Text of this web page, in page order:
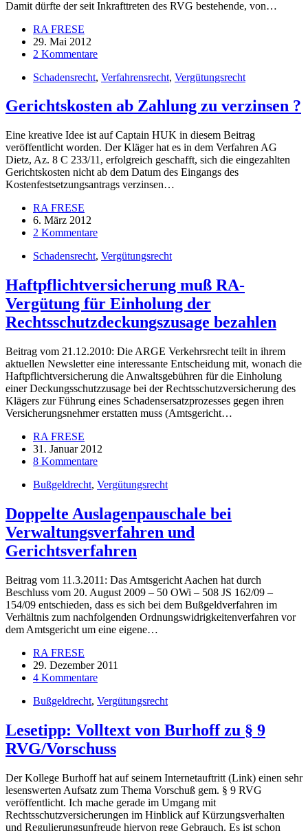
Damit dürfte der seit Inkrafttreten des RVG bestehende, von…
RA FRESE
29. Mai 2012
2 Kommentare
Schadensrecht, Verfahrensrecht, Vergütungsrecht
Gerichtskosten ab Zahlung zu verzinsen ?
Eine kreative Idee ist auf Captain HUK in diesem Beitrag
veröffentlicht worden. Der Kläger hat es in dem Verfahren AG
Dietz, Az. 8 C 233/11, erfolgreich geschafft, sich die eingezahlten
Gerichtskosten nicht ab dem Datum des Eingangs des
Kostenfestsetzungsantrags verzinsen…
RA FRESE
6. März 2012
2 Kommentare
Schadensrecht, Vergütungsrecht
Haftpflichtversicherung muß RA-
Vergütung für Einholung der
Rechtsschutzdeckungszusage bezahlen
Beitrag vom 21.12.2010: Die ARGE Verkehrsrecht teilt in ihrem
aktuellen Newsletter eine interessante Entscheidung mit, wonach die
Haftpflichtversicherung die Anwaltsgebühren für die Einholung
einer Deckungsschutzzusage bei der Rechtsschutzversicherung des
Klägers zur Führung eines Schadensersatzprozesses gegen ihren
Versicherungsnehmer erstatten muss (Amtsgericht…
RA FRESE
31. Januar 2012
8 Kommentare
Bußgeldrecht, Vergütungsrecht
Doppelte Auslagenpauschale bei
Verwaltungsverfahren und
Gerichtsverfahren
Beitrag vom 11.3.2011: Das Amtsgericht Aachen hat durch
Beschluss vom 20. August 2009 – 50 OWi – 508 JS 162/09 –
154/09 entschieden, dass es sich bei dem Bußgeldverfahren im
Verhältnis zum nachfolgenden Ordnungswidrigkeitenverfahren vor
dem Amtsgericht um eine eigene…
RA FRESE
29. Dezember 2011
4 Kommentare
Bußgeldrecht, Vergütungsrecht
Lesetipp: Volltext von Burhoff zu § 9
RVG/Vorschuss
Der Kollege Burhoff hat auf seinem Internetauftritt (Link) einen sehr
lesenswerten Aufsatz zum Thema Vorschuß gem. § 9 RVG
veröffentlicht. Ich mache gerade im Umgang mit
Rechtsschutzversicherungen im Hinblick auf Kürzungsverhalten
und Regulierungsunfreude hiervon rege Gebrauch. Es ist schon